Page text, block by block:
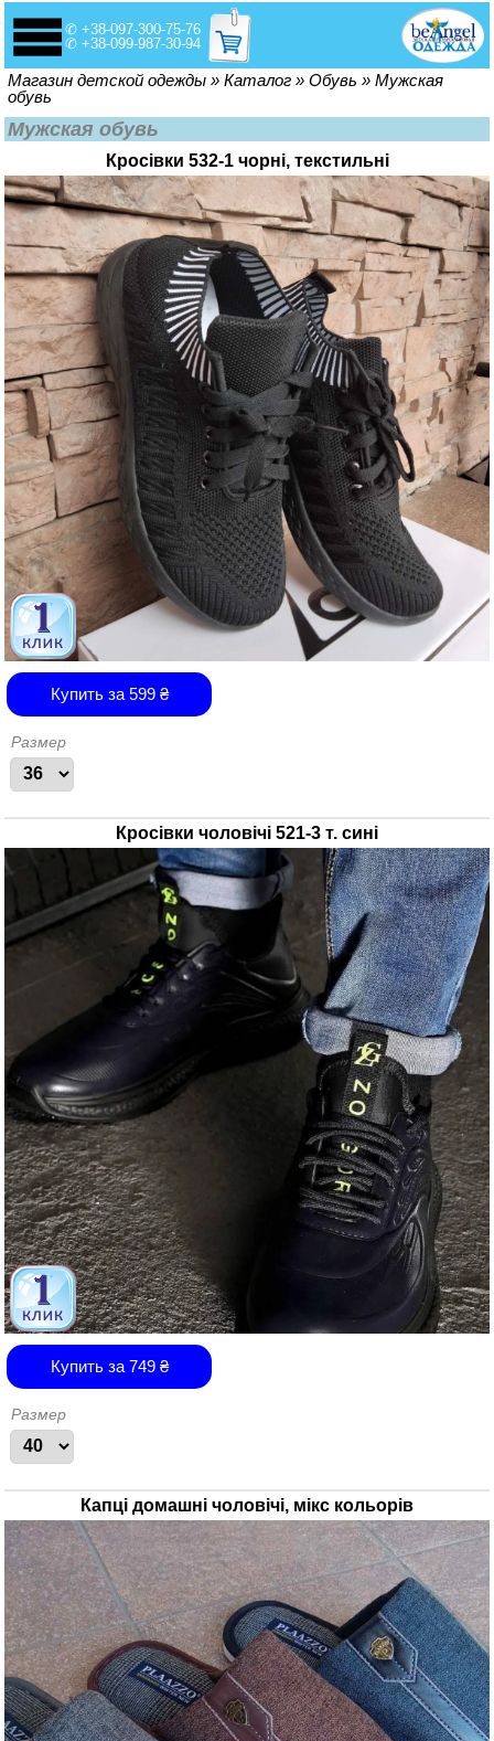
✆ +38-097-300-75-76
✆ +38-099-987-30-94
Вы здесь
Магазин детской одежды » Каталог » Обувь » Мужская
обувь
Мужская обувь
Кросівки 532-1 чорні, текстильні
Купить за 599₴
Размер
Кросівки чоловічі 521-3 т. сині
Купить за 749₴
Размер
Капці домашні чоловічі, мікс кольорів